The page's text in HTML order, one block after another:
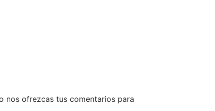
nos ofrezcas tus comentarios para